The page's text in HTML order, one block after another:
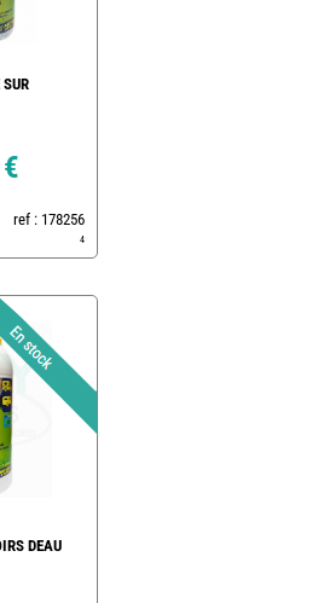
SUR
ref : 178256
4
DEAU